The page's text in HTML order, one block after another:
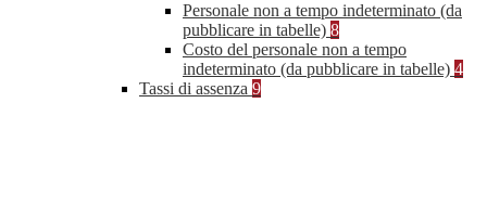
Personale non a tempo indeterminato (da
pubblicare in tabelle) 8
Costo del personale non a tempo
indeterminato (da pubblicare in tabelle) 4
Tassi di assenza 9